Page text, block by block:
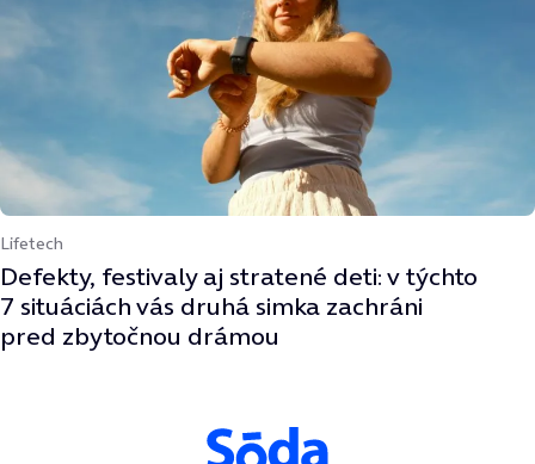
Lifetech
Defekty, festivaly aj stratené deti: v týchto
7 situáciách vás druhá simka zachráni
pred zbytočnou drámou